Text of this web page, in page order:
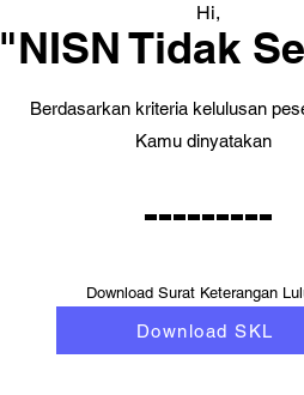
Hi,
"NISN Tidak
Berdasarkan kriteria kelulusan
Kamu dinyatakan
---------
Download Surat Keterangan
Download SKL